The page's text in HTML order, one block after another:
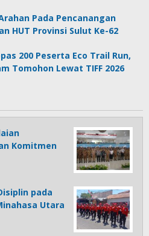
Pada Pencanangan
HUT Provinsi Sulut Ke-62
200 Peserta Eco Trail Run,
Tomohon Lewat TIFF 2026
Komitmen
pada
Utara